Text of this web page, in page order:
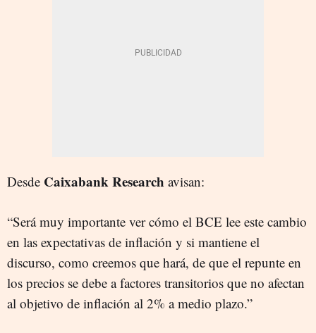
Desde Caixabank Research avisan:
“Será muy importante ver cómo el BCE lee este cambio
en las expectativas de inflación y si mantiene el
discurso, como creemos que hará, de que el repunte en
los precios se debe a factores transitorios que no afectan
al objetivo de inflación al 2% a medio plazo.”